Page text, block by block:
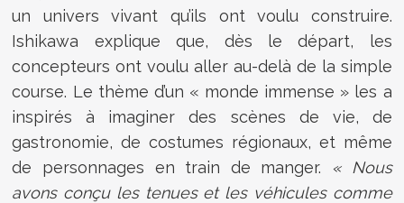
un univers vivant qu’ils ont voulu construire.
Ishikawa explique que, dès le départ, les
concepteurs ont voulu aller au-delà de la simple
course. Le thème d’un « monde immense » les a
inspirés à imaginer des scènes de vie, de
gastronomie, de costumes régionaux, et même
de personnages en train de manger. « Nous
avons conçu les tenues et les véhicules comme